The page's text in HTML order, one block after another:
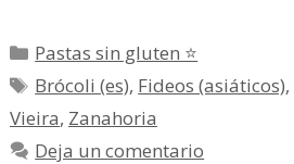
Categorías
Pastas sin gluten ⭐
Etiquetas
Brócoli (es), Fideos (asiáticos),
Vieira, Zanahoria
Deja un comentario